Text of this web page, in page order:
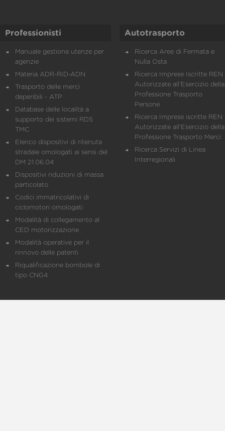
Professionisti
Manuale gestione utenze per
agenzie
Materia ADR-RID-ADN
Trasporto delle merci
deperibili - ATP
Database delle località a
supporto dei sistemi RDS
TMC
Elenco dispositivi di ritenuta
stradale omologati ai sensi del
DM 21.06.04
Dispositivi riduzioni di massa
particolato
Codici immatricolativi di
ciclomotori omologati
Modalità di collegamento al
CED motorizzazione
Modalità operative per il
rinnovo delle patenti
Riqualificazione bombole di
tipo CNG4
Autotrasporto
Ricerca Aree di Fermata e
Nulla Osta
Ricerca Imprese Iscritte REN
Autorizzate all'Esercizio della
Professione Trasporto
Persone
Ricerca Imprese iscritte REN
Autorizzate all'Esercizio della
Professione Trasporto Merci
Ricerca Servizi di Linea
Interregionali